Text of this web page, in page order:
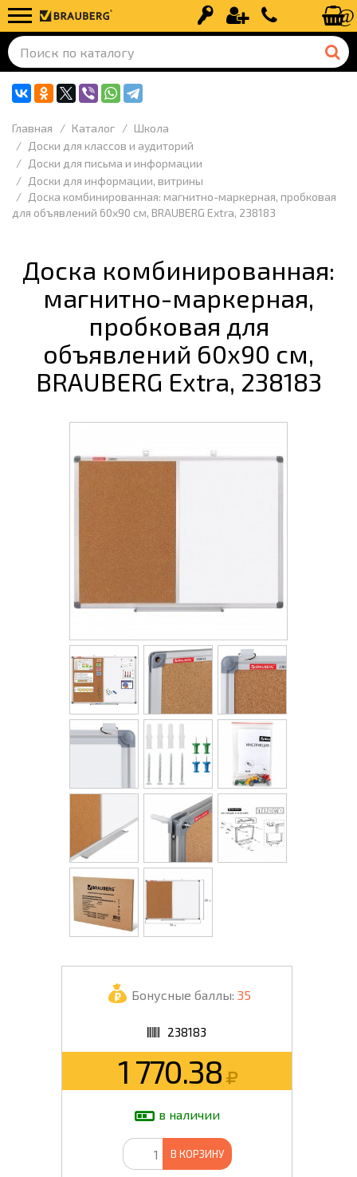
Вход Регистрация+7 (499) 110-
Главная Каталог
Школа
Доски для классов и аудиторий
Доски для письма и информации
Доски для информации, витрины
Доска комбинированная: магнитно-маркерная, пробковая
для объявлений 60х90 см, BRAUBERG Extra, 238183
Доска комбинированная:
магнитно-маркерная,
пробковая для
объявлений 60х90 см,
BRAUBERG Extra, 238183
Бонусные баллы: 35
238183
1 770.38
в наличии
В КОРЗИНУ